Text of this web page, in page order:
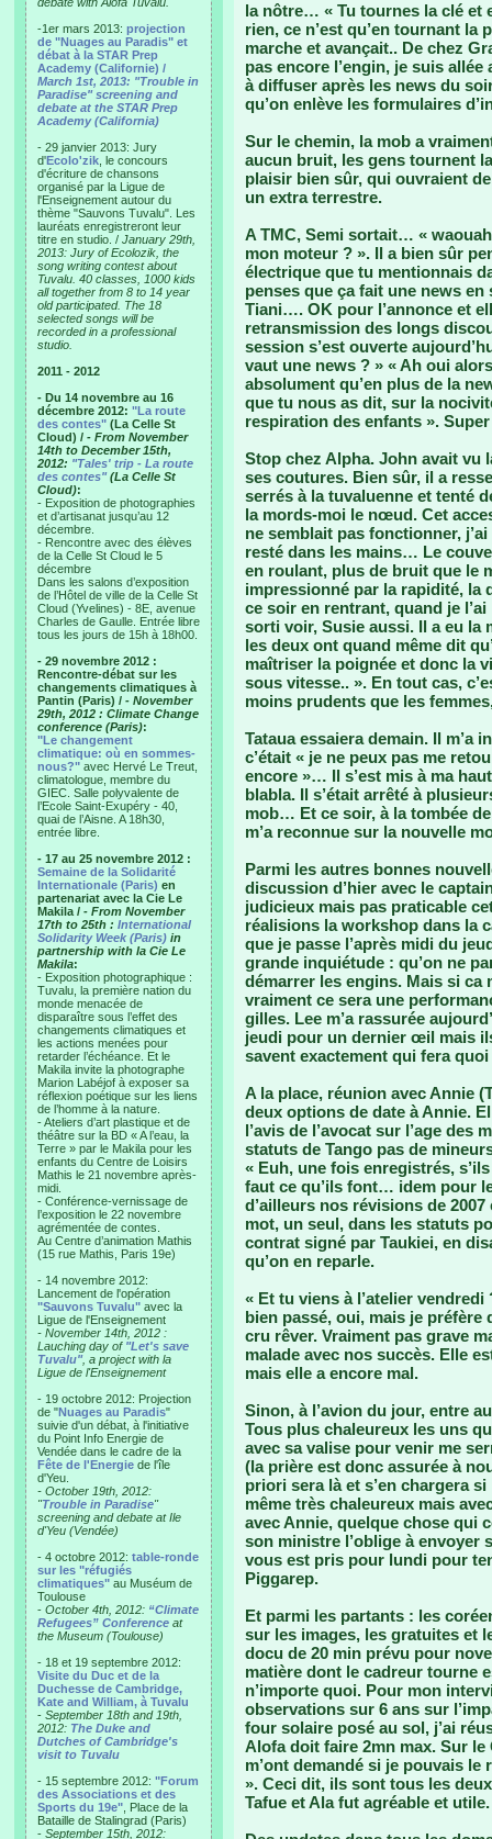
-1er mars 2013: projection
de "Nuages au Paradis" et
débat à la STAR Prep
Academy (Californie) /
March 1st, 2013: "Trouble in
Paradise" screening and
debate at the STAR Prep
Academy (California)
- 29 janvier 2013: Jury
d'Ecolo'zik , le concours
d'écriture de chansons
organisé par la Ligue de
l'Enseignement autour du
thème "Sauvons Tuvalu". Les
lauréats enregistreront leur
titre en studio. / January 29th,
2013: Jury of Ecolozik, the
song writing contest about
Tuvalu. 40 classes, 1000 kids
all together from 8 to 14 year
old participated. The 18
selected songs will be
recorded in a professional
studio.
2011 - 2012
- Du 14 novembre au 16
décembre 2012: "La route
des contes" (La Celle St
Cloud) / - From November
14th to December 15th,
2012: "Tales' trip - La route
des contes"(La Celle St
Cloud):
- Exposition de photographies
et d’artisanat jusqu’au 12
décembre.
- Rencontre avec des élèves
de la Celle St Cloud le 5
décembre
Dans les salons d’exposition
de l’Hôtel de ville de la Celle St
Cloud (Yvelines) - 8E, avenue
Charles de Gaulle. Entrée libre
tous les jours de 15h à 18h00.
- 29 novembre 2012 :
Rencontre-débat sur les
changements climatiques à
Pantin (Paris) / - November
29th, 2012 : Climate Change
conference (Paris):
"Le changement
climatique: où en sommes-
nous?" avec Hervé Le Treut,
climatologue, membre du
GIEC. Salle polyvalente de
l’Ecole Saint-Exupéry - 40,
quai de l’Aisne. A 18h30,
entrée libre.
- 17 au 25 novembre 2012 :
Semaine de la Solidarité
Internationale (Paris) en
partenariat avec la Cie Le
Makila / - From November
17th to 25th : International
Solidarity Week (Paris) in
partnership with la Cie Le
Makila:
- Exposition photographique :
Tuvalu, la première nation du
monde menacée de
disparaître sous l’effet des
changements climatiques et
les actions menées pour
retarder l’échéance. Et le
Makila invite la photographe
Marion Labéjof à exposer sa
réflexion poétique sur les liens
de l’homme à la nature.
- Ateliers d’art plastique et de
théâtre sur la BD « A l’eau, la
Terre » par le Makila pour les
enfants du Centre de Loisirs
Mathis le 21 novembre après-
midi.
- Conférence-vernissage de
l’exposition le 22 novembre
agrémentée de contes.
Au Centre d’animation Mathis
(15 rue Mathis, Paris 19e)
- 14 novembre 2012:
Lancement de l'opération
"Sauvons Tuvalu" avec la
Ligue de l'Enseignement
- November 14th, 2012 :
Lauching day of "Let's save
Tuvalu", a project with la
Ligue de l'Enseignement
- 19 octobre 2012: Projection
de "Nuages au Paradis"
suivie d'un débat, à l'initiative
du Point Info Energie de
Vendée dans le cadre de la
Fête de l'Energie de l'île
d'Yeu.
- October 19th, 2012:
"Trouble in Paradise"
screening and debate at Ile
d'Yeu (Vendée)
- 4 octobre 2012: table-ronde
sur les "réfugiés
climatiques" au Muséum de
Toulouse
- October 4th, 2012: “Climate
Refugees” Conference at
the Museum (Toulouse)
- 18 et 19 septembre 2012:
Visite du Duc et de la
Duchesse de Cambridge,
Kate and William, à Tuvalu
- September 18th and 19th,
2012: The Duke and
Dutches of Cambridge's
visit to Tuvalu
- 15 septembre 2012: "Forum
des Associations et des
Sports du 19e" , Place de la
Bataille de Stalingrad (Paris)
- September 15th, 2012:
la nôtre… « Tu tournes la clé et
rien, ce n’est qu’en tournant la
marche et avançait.. De chez
pas encore l’engin, je suis
à diffuser après les news du
qu’on enlève les formulaires
Sur le chemin, la mob a
aucun bruit, les gens tournent
plaisir bien sûr, qui ouvraient
un extra terrestre.
A TMC, Semi sortait… «
mon moteur ? ». Il a bien sûr
électrique que tu mentionnais
penses que ça fait une news
Tiani…. OK pour l’annonce et
retransmission des longs
session s’est ouverte
vaut une news ? » « Ah oui
absolument qu’en plus de la
que tu nous as dit, sur la
respiration des enfants ».
Stop chez Alpha. John avait vu
ses coutures. Bien sûr, il a
serrés à la tuvaluenne et tenté
la mords-moi le nœud. Cet
ne semblait pas fonctionner,
resté dans les mains… Le
en roulant, plus de bruit que le
impressionné par la rapidité,
ce soir en rentrant, quand je
sorti voir, Susie aussi. Il a eu la
les deux ont quand même dit
maîtriser la poignée et donc la
sous vitesse.. ». En tout cas,
moins prudents que les
Tataua essaiera demain. Il m’a
c’était « je ne peux pas me
encore »… Il s’est mis à ma
blabla. Il s’était arrêté à
mob… Et ce soir, à la tombée
m’a reconnue sur la nouvelle
Parmi les autres bonnes
discussion d’hier avec le
judicieux mais pas praticable
réalisions la workshop dans la
que je passe l’après midi du
grande inquiétude : qu’on ne
démarrer les engins. Mais si ca
vraiment ce sera une
gilles. Lee m’a rassurée
jeudi pour un dernier œil mais
savent exactement qui fera
A la place, réunion avec Annie
deux options de date à Annie.
l’avis de l’avocat sur l’age des
statuts de Tango pas de
« Euh, une fois enregistrés,
faut ce qu’ils font… idem pour
d’ailleurs nos révisions de
mot, un seul, dans les statuts
contrat signé par Taukiei, en
qu’on en reparle.
« Et tu viens à l’atelier vendredi
bien passé, oui, mais je préfère
cru rêver. Vraiment pas grave
malade avec nos succès. Elle
mais elle a encore mal.
Sinon, à l’avion du jour, entre
Tous plus chaleureux les uns
avec sa valise pour venir me
(la prière est donc assurée à
priori sera là et s’en chargera
même très chaleureux mais
avec Annie, quelque chose qui
son ministre l’oblige à envoyer
vous est pris pour lundi pour
Piggarep.
Et parmi les partants : les
sur les images, les gratuites et
docu de 20 min prévu pour
matière dont le cadreur tourne
n’importe quoi. Pour mon
observations sur 6 ans sur
four solaire posé au sol, j’ai
Alofa doit faire 2mn max. Sur le
m’ont demandé si je pouvais le
». Ceci dit, ils sont tous les
Tafue et Ala fut agréable et utile.